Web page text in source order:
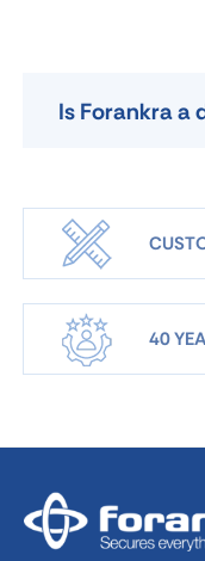
Is Forankra a
40